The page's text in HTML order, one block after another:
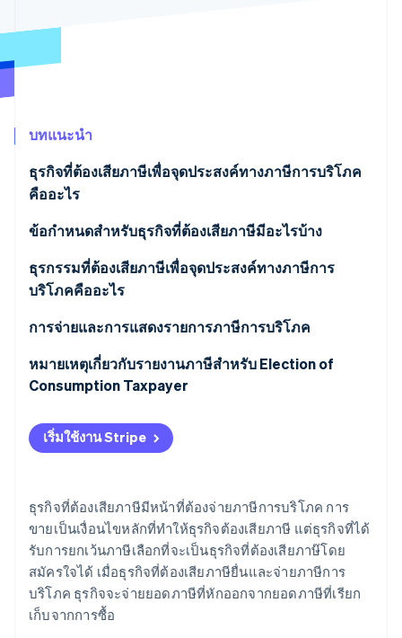
Atlas
Climate
Stripe Sessions 2026
AI อย่างไร
รับชมเลย
บทแนะนำ
ธุรกิจที่ต้องเสียภาษีเพื่อจุดประสงค์ทางภาษีการบริโภค
คืออะไร
ข้อกําหนดสําหรับธุรกิจที่ต้องเสียภาษีมีอะไรบ้าง
ยอดขายที่ต้องเสียภาษีสําหรับ 2 ปีก่อนหน้า (หรือ 2
ปีงบประมาณก่อนหน้า) เกิน 10 ล้านเยน
ยอดขายที่ต้องเสียภาษีสําหรับครึ่งแรกของปีก่อนหน้า
เกิน 10 ล้านเยน (กิจการที่มีเจ้าของคนเดียว)
ยอดขายที่ต้องเสียภาษีสําหรับ 6 เดือนแรกของปีก่อนหน้า
บริษัทที่ก่อตั้งใหม่ซึ่งมีเงินทุน 10 ล้านเยนขึ้นไป
ธุรกิจส่งรายงานภาษีสำหรับ Election of Consumption
Taxpayer ให้กับสำนักงานภาษี
จดทะเบียนเป็นผู้ดำเนินธุรกิจด้านการออกใบแจ้งหนี้ที่มี
คุณสมบัติตามเกณฑ์ระบบใบแจ้งหนี้
ธุรกรรมที่ต้องเสียภาษีเพื่อจุดประสงค์ทางภาษีการ
บริโภคคืออะไร
การจ่ายและการแสดงรายการภาษีการบริโภค
หมายเหตุเกี่ยวกับรายงานภาษีสำหรับ Election of
Consumption Taxpayer
ต้องส่งรายงานภาษีสําหรับ Election of Consumption
Taxpayer เมื่อใด
จากทำตามขั้นตอนการเลือกที่เป็นธุรกิจที่ต้องเสียภาษี
เริ่มใช้งาน Stripe
ธุรกิจที่ต้องเสียภาษีมีหน้าที่ต้องจ่ายภาษีการบริโภค การ
ขายเป็นเงื่อนไขหลักที่ทำให้ธุรกิจต้องเสียภาษี แต่ธุรกิจที่ได้
รับการยกเว้นภาษีเลือกที่จะเป็นธุรกิจที่ต้องเสียภาษ๊โดย
สมัครใจได้ เมื่อธุรกิจที่ต้องเสียภาษียื่นและจ่ายภาษีการ
บริโภค ธุรกิจจะจ่ายยอดภาษีที่หักออกจากยอดภาษีที่เรียก
เก็บจากการซื้อ